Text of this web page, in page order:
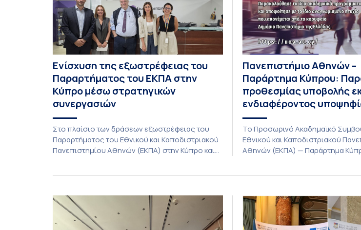
Ενίσχυση της εξωστρέφειας του
Παραρτήματος του ΕΚΠΑ στην
Κύπρο μέσω στρατηγικών
συνεργασιών
Στο πλαίσιο των δράσεων εξωστρέφειας του
Παραρτήματος του Εθνικού και Καποδιστριακού
Πανεπιστημίου Αθηνών (ΕΚΠΑ) στην Κύπρο και
Διοίκησης Επιχειρήσεων και Οργανισμών τον
Σεπτέμβριο του 2026, ο Κοσμήτορας της Σχολής
Οικονομικών και Πολιτικών Επιστημών,
Καθηγητής Νικόλαος Ηρειώτης, και ο Πρόεδρος
Πανεπιστήμιο Αθηνών –
Παράρτημα Κύπρου:
προθεσμίας υποβολής
ενδιαφέροντος
Το Προσωρινό Ακαδημαϊκό
Εθνικού και Καποδιστριακού
Αθηνών (ΕΚΠΑ) — Παράρτημα
εκδήλωσης ενδιαφέροντος για
Προγράμματα Σπουδών,
Πανεπιστημίου μας στο
το ακαδημαϊκό έτος 2026-2027,